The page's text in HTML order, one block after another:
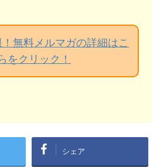
無料メルマガの詳細はこ
をクリック！
シェア